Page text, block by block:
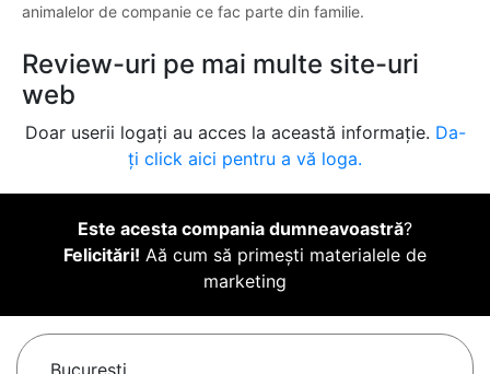
animalelor de companie ce fac parte din familie.
Review-uri pe mai multe site-uri
web
Doar userii logați au acces la această informație. Da-
ți click aici pentru a vă loga.
Este acesta compania dumneavoastră?
Felicitări! Aă cum să primești materialele de
marketing